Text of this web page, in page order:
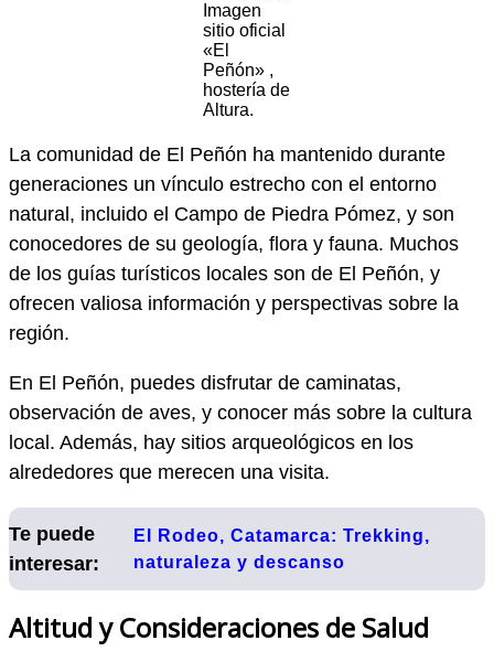
Imagen
sitio oficial
«El
Peñón» ,
hostería de
Altura.
La comunidad de El Peñón ha mantenido durante
generaciones un vínculo estrecho con el entorno
natural, incluido el Campo de Piedra Pómez, y son
conocedores de su geología, flora y fauna. Muchos
de los guías turísticos locales son de El Peñón, y
ofrecen valiosa información y perspectivas sobre la
región.
En El Peñón, puedes disfrutar de caminatas,
observación de aves, y conocer más sobre la cultura
local. Además, hay sitios arqueológicos en los
alrededores que merecen una visita.
Te puede
interesar:
El Rodeo, Catamarca: Trekking,
naturaleza y descanso
Altitud y Consideraciones de Salud